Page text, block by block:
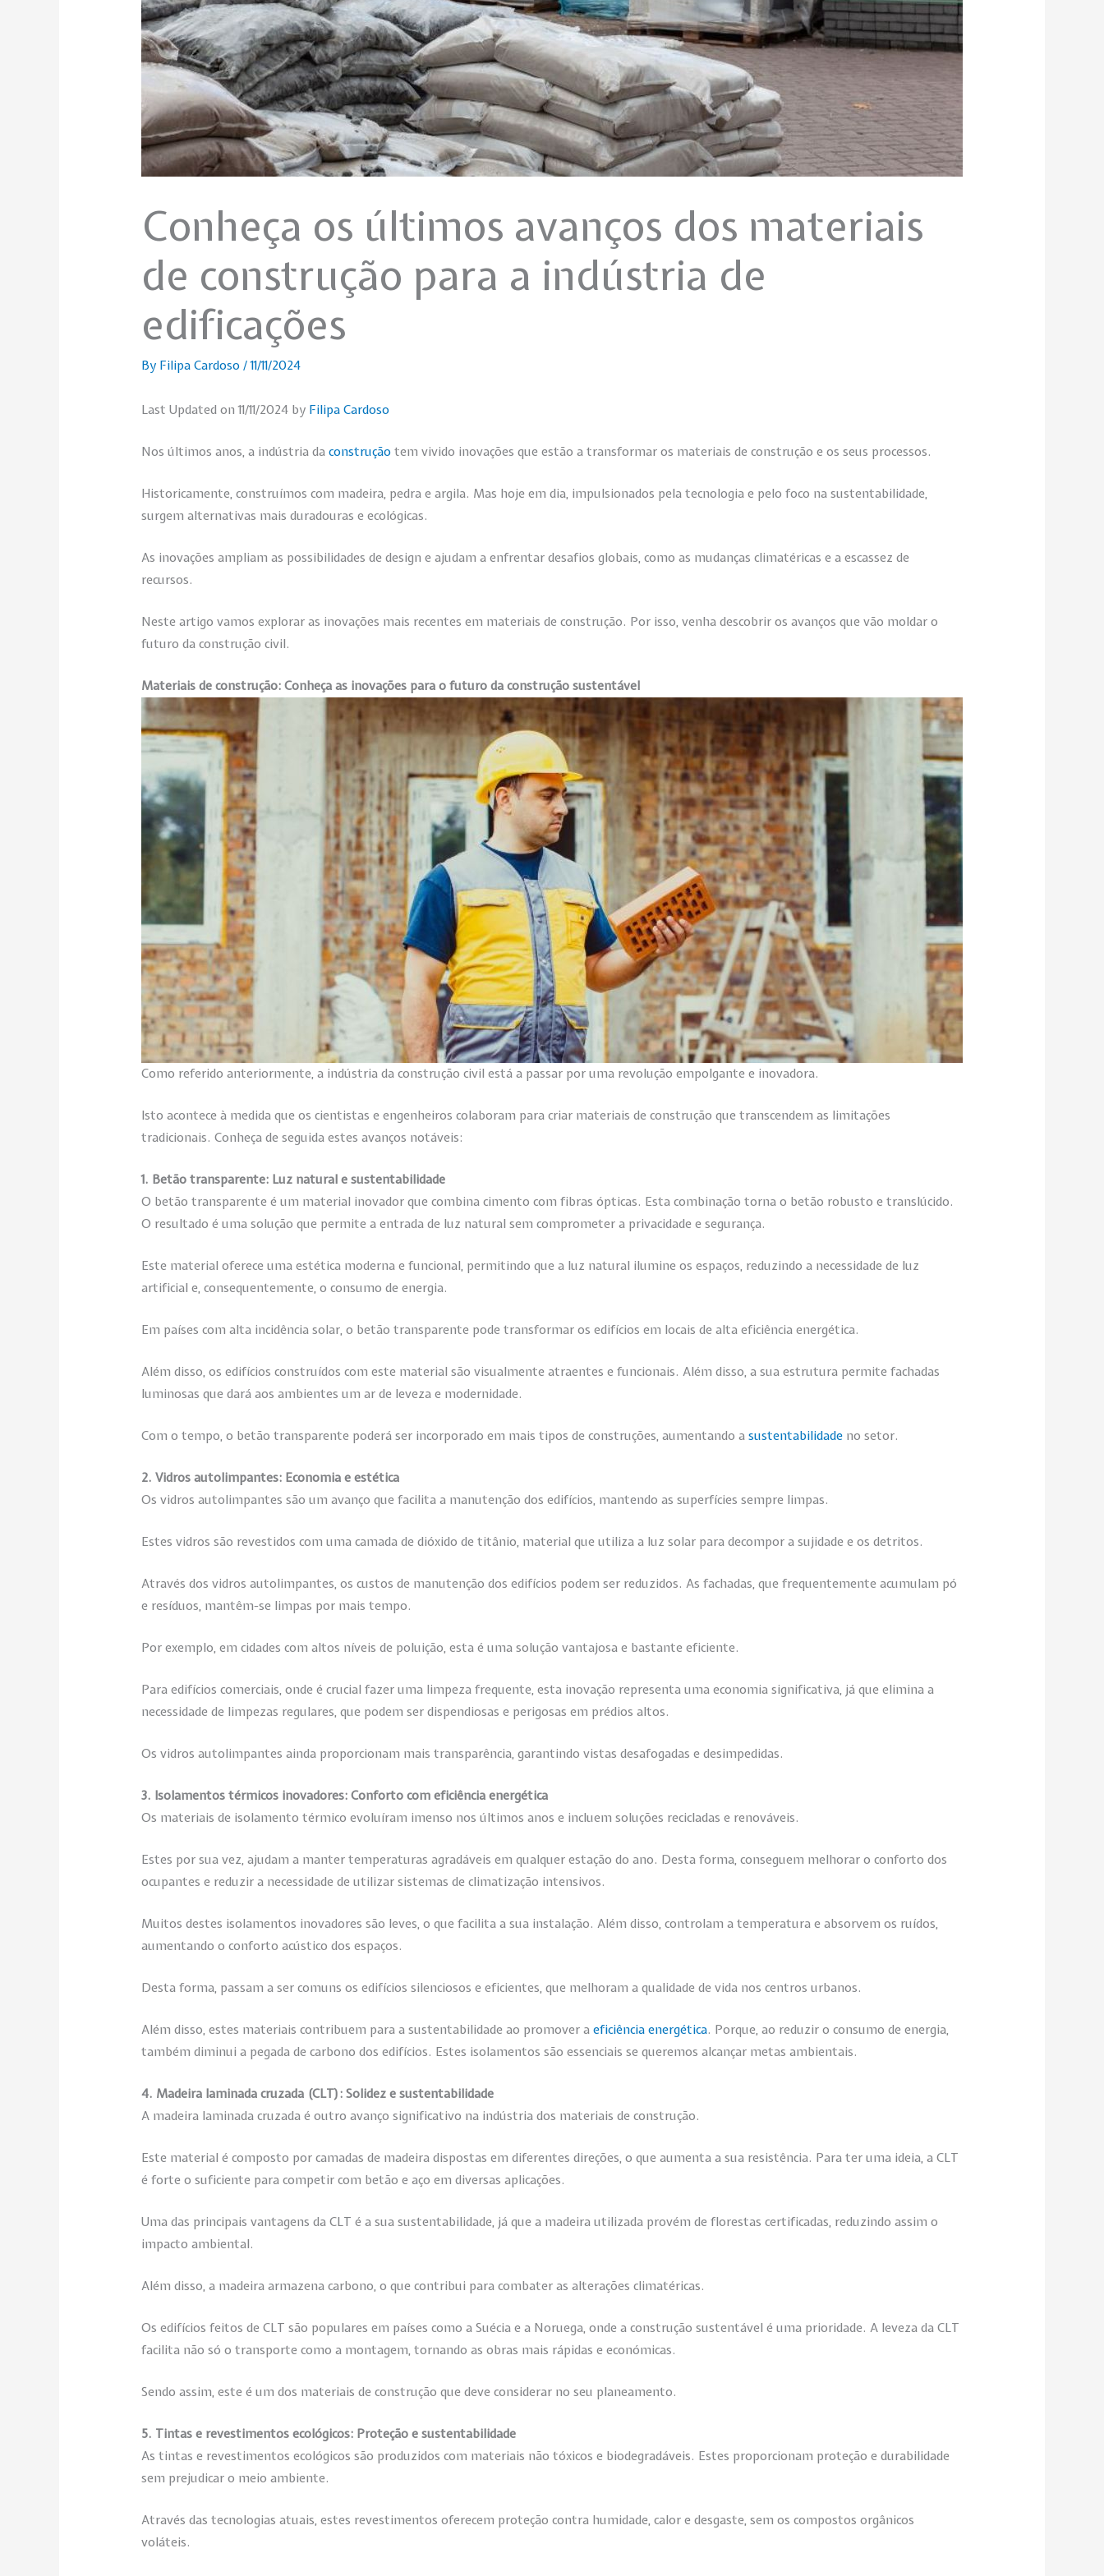
Conheça os últimos avanços dos materiais
de construção para a indústria de
edificações
By Filipa Cardoso/11/11/2024
Last Updated on 11/11/2024 by Filipa Cardoso
Nos últimos anos, a indústria daconstrução tem vivido inovações que estão a transformar os materiais de construção e os seus processos.
Historicamente, construímos com madeira, pedra e argila. Mas hoje em dia, impulsionados pela tecnologia e pelo foco na sustentabilidade,
surgem alternativas mais duradouras e ecológicas.
As inovações ampliam as possibilidades de design e ajudam a enfrentar desafios globais, como as mudanças climatéricas e a escassez de
recursos.
Neste artigo vamos explorar as inovações mais recentes em materiais de construção. Por isso, venha descobrir os avanços que vão moldar o
futuro da construção civil.
Materiais de construção: Conheça as inovações para o futuro da construção sustentável
Como referido anteriormente, a indústria da construção civil está a passar por uma revolução empolgante e inovadora.
Isto acontece à medida que os cientistas e engenheiros colaboram para criar materiais de construção que transcendem as limitações
tradicionais. Conheça de seguida estes avanços notáveis:
1. Betão transparente: Luz natural e sustentabilidade
O betão transparente é um material inovador que combina cimento com fibras ópticas. Esta combinação torna o betão robusto e translúcido.
O resultado é uma solução que permite a entrada de luz natural sem comprometer a privacidade e segurança.
Este material oferece uma estética moderna e funcional, permitindo que a luz natural ilumine os espaços, reduzindo a necessidade de luz
artificial e, consequentemente, o consumo de energia.
Em países com alta incidência solar, o betão transparente pode transformar os edifícios em locais de alta eficiência energética.
Além disso, os edifícios construídos com este material são visualmente atraentes e funcionais. Além disso, a sua estrutura permite fachadas
luminosas que dará aos ambientes um ar de leveza e modernidade.
Com o tempo, o betão transparente poderá ser incorporado em mais tipos de construções, aumentando asustentabilidade no setor.
2. Vidros autolimpantes: Economia e estética
Os vidros autolimpantes são um avanço que facilita a manutenção dos edifícios, mantendo as superfícies sempre limpas.
Estes vidros são revestidos com uma camada de dióxido de titânio, material que utiliza a luz solar para decompor a sujidade e os detritos.
Através dos vidros autolimpantes, os custos de manutenção dos edifícios podem ser reduzidos. As fachadas, que frequentemente acumulam pó
e resíduos, mantêm-se limpas por mais tempo.
Por exemplo, em cidades com altos níveis de poluição, esta é uma solução vantajosa e bastante eficiente.
Para edifícios comerciais, onde é crucial fazer uma limpeza frequente, esta inovação representa uma economia significativa, já que elimina a
necessidade de limpezas regulares, que podem ser dispendiosas e perigosas em prédios altos.
Os vidros autolimpantes ainda proporcionam mais transparência, garantindo vistas desafogadas e desimpedidas.
3. Isolamentos térmicos inovadores: Conforto com eficiência energética
Os materiais de isolamento térmico evoluíram imenso nos últimos anos e incluem soluções recicladas e renováveis.
Estes por sua vez, ajudam a manter temperaturas agradáveis em qualquer estação do ano. Desta forma, conseguem melhorar o conforto dos
ocupantes e reduzir a necessidade de utilizar sistemas de climatização intensivos.
Muitos destes isolamentos inovadores são leves, o que facilita a sua instalação. Além disso, controlam a temperatura e absorvem os ruídos,
aumentando o conforto acústico dos espaços.
Desta forma, passam a ser comuns os edifícios silenciosos e eficientes, que melhoram a qualidade de vida nos centros urbanos.
Além disso, estes materiais contribuem para a sustentabilidade ao promover aeficiência energética. Porque, ao reduzir o consumo de energia,
também diminui a pegada de carbono dos edifícios. Estes isolamentos são essenciais se queremos alcançar metas ambientais.
4. Madeira laminada cruzada (CLT): Solidez e sustentabilidade
A madeira laminada cruzada é outro avanço significativo na indústria dos materiais de construção.
Este material é composto por camadas de madeira dispostas em diferentes direções, o que aumenta a sua resistência. Para ter uma ideia, a CLT
é forte o suficiente para competir com betão e aço em diversas aplicações.
Uma das principais vantagens da CLT é a sua sustentabilidade, já que a madeira utilizada provém de florestas certificadas, reduzindo assim o
impacto ambiental.
Além disso, a madeira armazena carbono, o que contribui para combater as alterações climatéricas.
Os edifícios feitos de CLT são populares em países como a Suécia e a Noruega, onde a construção sustentável é uma prioridade. A leveza da CLT
facilita não só o transporte como a montagem, tornando as obras mais rápidas e económicas.
Sendo assim, este é um dos materiais de construção que deve considerar no seu planeamento.
5. Tintas e revestimentos ecológicos: Proteção e sustentabilidade
As tintas e revestimentos ecológicos são produzidos com materiais não tóxicos e biodegradáveis. Estes proporcionam proteção e durabilidade
sem prejudicar o meio ambiente.
Através das tecnologias atuais, estes revestimentos oferecem proteção contra humidade, calor e desgaste, sem os compostos orgânicos
voláteis.